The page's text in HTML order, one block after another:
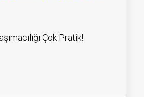
Çok Pratik!